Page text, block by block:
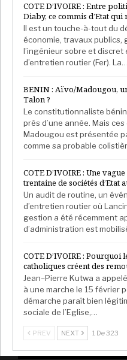
COTE D’IVOIRE : Entre
Diaby, ce commis d’Etat qui
Il est un touche-à-tout du
économie, travaux publics,
l’ingénieur sobre et discret
d’entretien routier (Fer). La…
BENIN : Aïvo/Madougou,
Talon ?
Le constitutionnaliste
près d’une année. Mais
Madougou est présentée
comme sa probable
COTE D’IVOIRE : Une
trentaine de sociétés d’Etat
Un audit de routine, un
d’entretien routier où
gestion a été récemment
d’administration est
COTE D’IVOIRE : Pourquoi
catholiques créent des
Jean–Pierre Kutwa a
à une marche le 15 février
démarche paraît bien
sociale de l’Eglise,…
PREV NEXT 1 De 323